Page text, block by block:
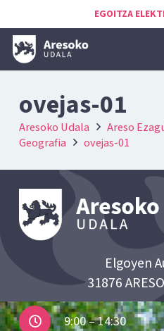
EGOITZA
ovejas-01
Aresoko Udala Areso
Geografia
ovejas-01
Elgoyen
31876
9:00 – 14:30